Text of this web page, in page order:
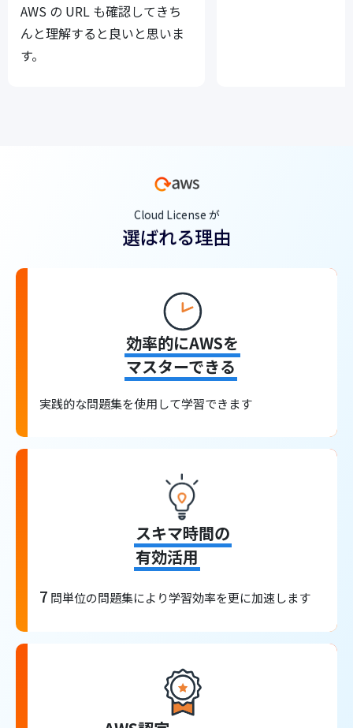
AWS の URL も確認してきち
んと理解すると良いと思いま
す。
Cloud License が
選ばれる理由
効率的にAWSを
マスターできる
実践的な問題集を使用して学習できます
スキマ時間の
有効活用
7 問単位の問題集により学習効率を更に加速します